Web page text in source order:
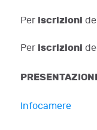
Per iscrizioni
Per iscrizioni
Infocamere